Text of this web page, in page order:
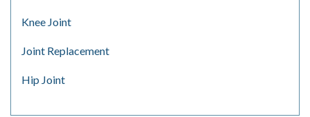
Knee Joint
Joint Replacement
Hip Joint